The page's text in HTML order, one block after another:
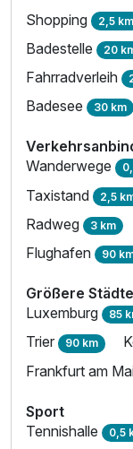
Zusatznächte
Für 2 Tage
Einzelzimmer
1 Erwachsenen
Shopping 2,5 km
Badestelle 20
Fahrradverleih
Badesee 30 km
Wanderwege
Taxistand 2,5
Radweg 3 km
Flughafen 90
Größere Städte
Luxemburg 85
Trier 90 km
Frankfurt am
Sport
Tennishalle 0,5